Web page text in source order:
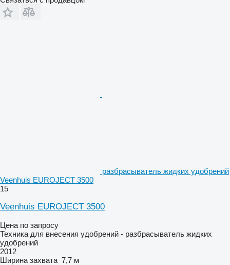
разбрасыватель жидких удобрений
Veenhuis EUROJECT 3500
15
Veenhuis EUROJECT 3500
Цена по запросу
Техника для внесения удобрений - разбрасыватель жидких
удобрений
2012
Ширина захвата 7,7 м